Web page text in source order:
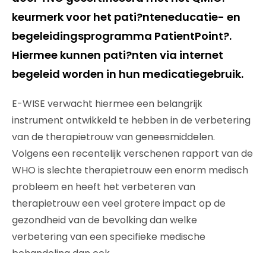
keurmerk voor het pati?nteneducatie- en
begeleidingsprogramma PatientPoint?.
Hiermee kunnen pati?nten via internet
begeleid worden in hun medicatiegebruik.
E-WISE verwacht hiermee een belangrijk
instrument ontwikkeld te hebben in de verbetering
van de therapietrouw van geneesmiddelen.
Volgens een recentelijk verschenen rapport van de
WHO is slechte therapietrouw een enorm medisch
probleem en heeft het verbeteren van
therapietrouw een veel grotere impact op de
gezondheid van de bevolking dan welke
verbetering van een specifieke medische